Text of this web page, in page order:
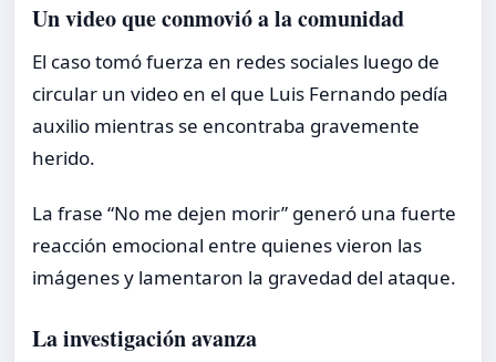
Un video que conmovió a la comunidad
El caso tomó fuerza en redes sociales luego de
circular un video en el que Luis Fernando pedía
auxilio mientras se encontraba gravemente
herido.
La frase “No me dejen morir” generó una fuerte
reacción emocional entre quienes vieron las
imágenes y lamentaron la gravedad del ataque.
La investigación avanza